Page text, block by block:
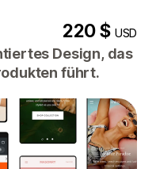
220 $USD
Design, das
führt.